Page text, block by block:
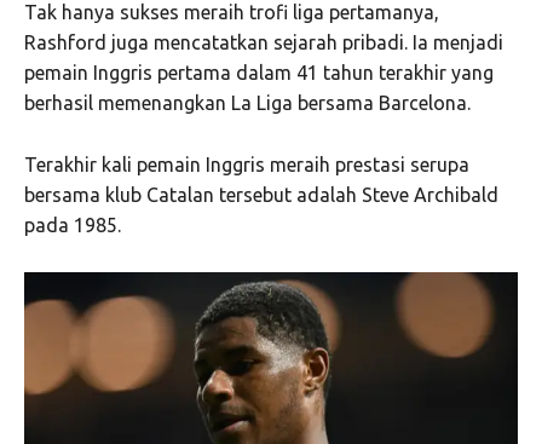
Tak hanya sukses meraih trofi liga pertamanya,
Rashford juga mencatatkan sejarah pribadi. Ia menjadi
pemain Inggris pertama dalam 41 tahun terakhir yang
berhasil memenangkan La Liga bersama Barcelona.
Terakhir kali pemain Inggris meraih prestasi serupa
bersama klub Catalan tersebut adalah Steve Archibald
pada 1985.